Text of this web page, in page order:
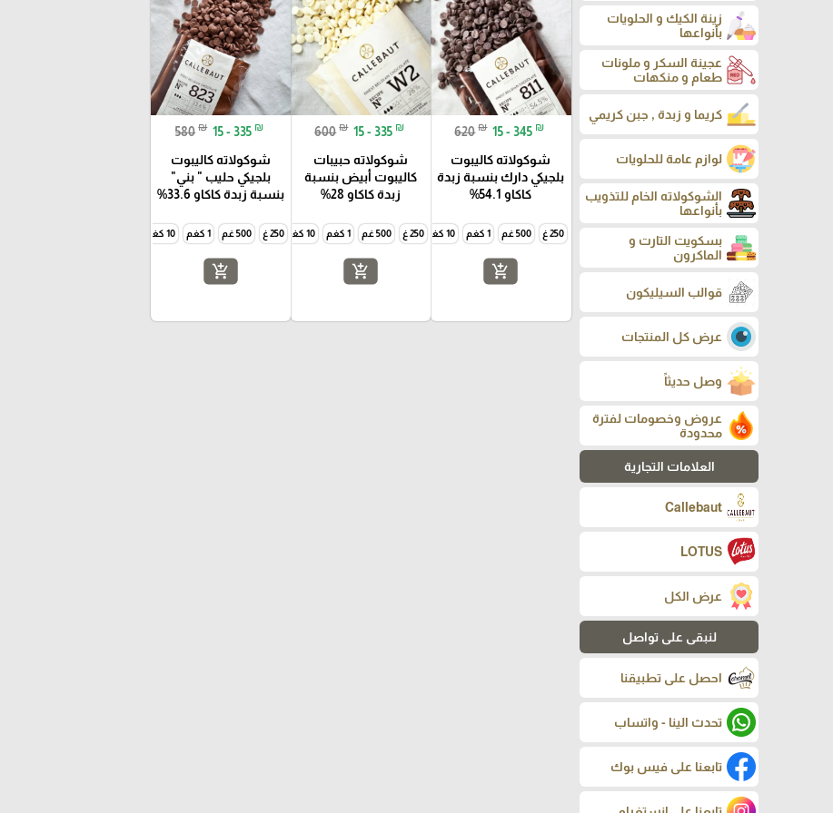
زينة الكيك و الحلويات
بأنواعها
عجينة السكر و ملونات
طعام و منكهات
كريما و زبدة , جبن كريمي
لوازم عامة للحلويات
الشوكولاته الخام للتذويب
بأنواعها
بسكويت التارت و
الماكرون
قوالب السيليكون
عرض كل المنتجات
وصل حديثاً
عروض وخصومات لفترة
محدودة
العلامات التجارية
Callebaut
LOTUS
عرض الكل
لنبقى على تواصل
احصل على تطبيقنا
تحدث الينا - واتساب
تابعنا على فيس بوك
620 ₪ 15 - 345 ₪
شوكولاته كاليبوت
بلجيكي دارك بنسبة زبدة
كاكاو 54.1%
250 غ 500 غم 1 كغم 10 كغم
add_shopping_cart
600 ₪ 15 - 335 ₪
شوكولاته حبيبات
كاليبوت أبيض بنسبة
زبدة كاكاو 28%
250 غ 500 غم 1 كغم 10 كغم
add_shopping_cart
580 ₪ 15 - 335 ₪
شوكولاته كاليبوت
بلجيكي حليب " بني"
بنسبة زبدة كاكاو 33.6%
250 غ 500 غم 1 كغم 10 كغم
add_shopping_cart